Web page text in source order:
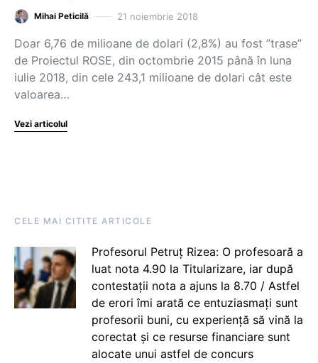
Mihai Peticilă 21 noiembrie 2018
Doar 6,76 de milioane de dolari (2,8%) au fost ”trase”
de Proiectul ROSE, din octombrie 2015 până în luna
iulie 2018, din cele 243,1 milioane de dolari cât este
valoarea…
Vezi articolul
CELE MAI CITITE ARTICOLE
Profesorul Petruț Rizea: O profesoară a
luat nota 4.90 la Titularizare, iar după
contestații nota a ajuns la 8.70 / Astfel
de erori îmi arată ce entuziasmați sunt
profesorii buni, cu experiență să vină la
corectat și ce resurse financiare sunt
alocate unui astfel de concurs